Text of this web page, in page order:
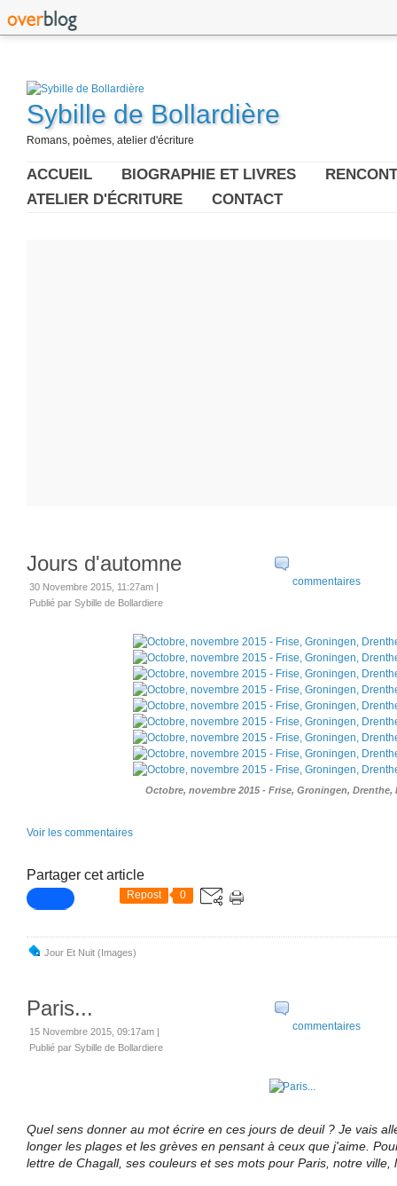
Sybille de Bollardière
Romans, poèmes, atelier d'écriture
ACCUEIL BIOGRAPHIE ET LIVRES
ATELIER D'ÉCRITURE
CONTACT
commentaires
Jours d'automne
30 Novembre 2015, 11:27am |
Publié par Sybille de Bollardiere
Octobre, novembre 2015 - Frise, Groningen, Drenthe,
Voir les commentaires
Partager cet article
Repost 0
Jour Et Nuit (images)
commentaires
Paris...
15 Novembre 2015, 09:17am |
Publié par Sybille de Bollardiere
Quel sens donner au mot écrire en ces jours de deuil ? Je vais
longer les plages et les grèves en pensant à ceux que j'aime.
lettre de Chagall, ses couleurs et ses mots pour Paris, notre ville,